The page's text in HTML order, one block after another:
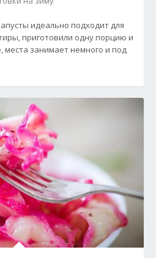
идеально подходит для
приготовили одну порцию и
места занимает немного и под